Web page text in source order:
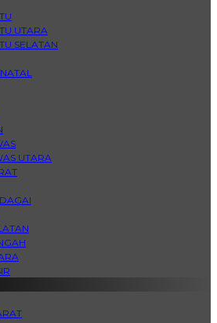
UTARA
SELATAN
UTARA